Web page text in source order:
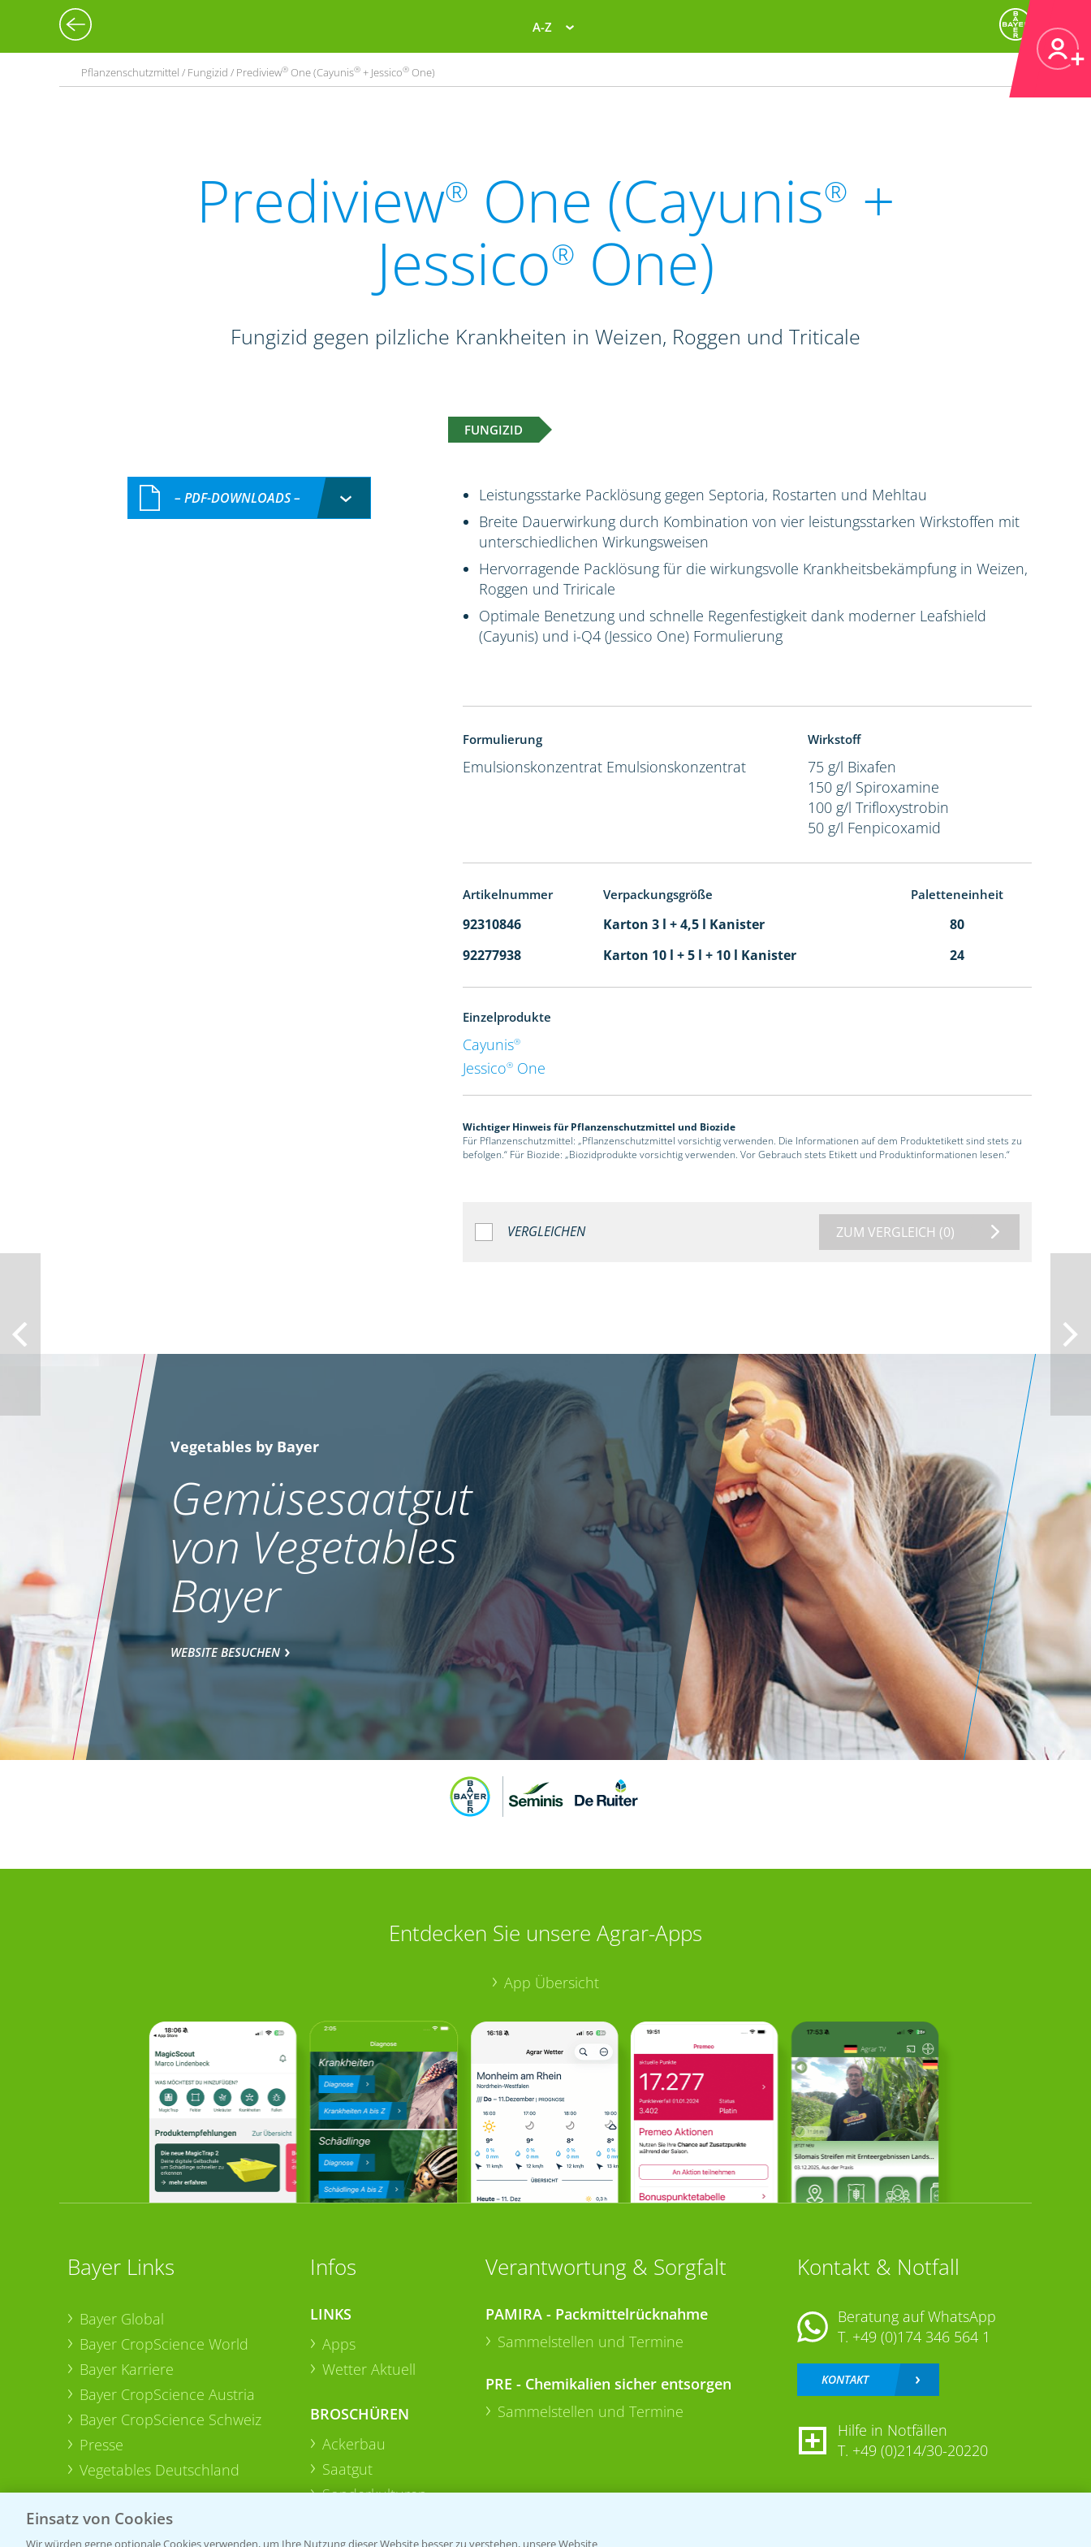
A-Z
Pflanzenschutzmittel / Fungizid / Prediview® One (Cayunis® + Jessico® One)
Prediview® One (Cayunis® +
Jessico® One)
Fungizid gegen pilzliche Krankheiten in Weizen, Roggen und Triticale
FUNGIZID
– PDF-DOWNLOADS –
Leistungsstarke Packlösung gegen Septoria, Rostarten und Mehltau
Breite Dauerwirkung durch Kombination von vier leistungsstarken Wirkstoffen mit
unterschiedlichen Wirkungsweisen
Hervorragende Packlösung für die wirkungsvolle Krankheitsbekämpfung in Weizen,
Roggen und Triricale
Optimale Benetzung und schnelle Regenfestigkeit dank moderner Leafshield
(Cayunis) und i-Q4 (Jessico One) Formulierung
Formulierung
Emulsionskonzentrat Emulsionskonzentrat
Wirkstoff
75 g/l Bixafen
150 g/l Spiroxamine
100 g/l Trifloxystrobin
50 g/l Fenpicoxamid
Artikelnummer Verpackungsgröße Paletteneinheit
92310846 Karton 3 l + 4,5 l Kanister
80
92277938
Karton 10 l + 5 l + 10 l Kanister 24
Einzelprodukte
Cayunis®
Jessico® One
Wichtiger Hinweis für Pflanzenschutzmittel und Biozide
Für Pflanzenschutzmittel: „Pflanzenschutzmittel vorsichtig verwenden. Die Informationen auf dem Produktetikett sind stets zu
befolgen.“ Für Biozide: „Biozidprodukte vorsichtig verwenden. Vor Gebrauch stets Etikett und Produktinformationen lesen.“
VERGLEICHEN ZUM VERGLEICH (0)
Vegetables by Bayer
Gemüsesaatgut
von Vegetables
Bayer
WEBSITE BESUCHEN
Entdecken Sie unsere Agrar-Apps
App Übersicht
Bayer Links
Bayer Global
Bayer CropScience World
Bayer Karriere
Bayer CropScience Austria
Bayer CropScience Schweiz
Presse
Vegetables Deutschland
Infos
LINKS
Apps
Wetter Aktuell
BROSCHÜREN
Ackerbau
Saatgut
Sonderkulturen
Verantwortung & Sorgfalt
PAMIRA - Packmittelrücknahme
Sammelstellen und Termine
PRE - Chemikalien sicher entsorgen
Sammelstellen und Termine
Kontakt & Notfall
Beratung auf WhatsApp
T. +49 (0)174 346 564 1
KONTAKT
Hilfe in Notfällen
T. +49 (0)214/30-20220
Einsatz von Cookies
Wir würden gerne optionale Cookies verwenden, um Ihre Nutzung dieser Website besser zu verstehen, unsere Website